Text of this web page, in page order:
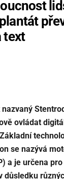
text
ovládat
se nazývá
a je určena pro
důsledku